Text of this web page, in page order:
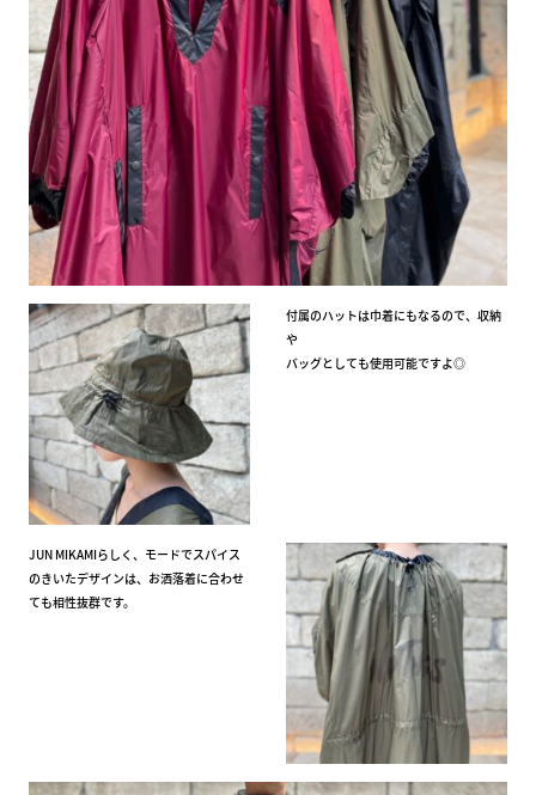
付属のハットは巾着にもなるので、収納
や
バッグとしても使用可能ですよ◎
JUN MIKAMIらしく、モードでスパイス
のきいたデザインは、お洒落着に合わせ
ても相性抜群です。